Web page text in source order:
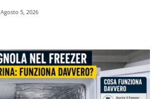
Agosto 5, 2026